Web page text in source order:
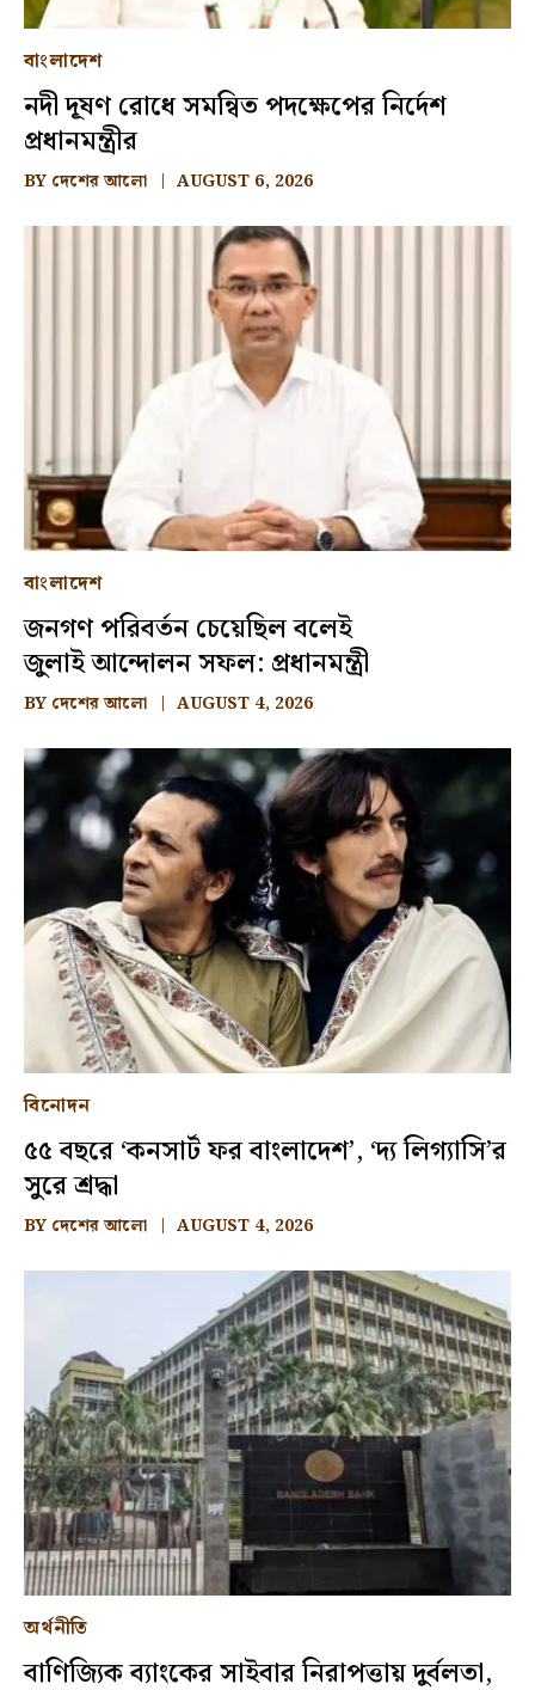
বাংলাদেশ
নদী দূষণ রোধে সমন্বিত পদক্ষেপের নির্দেশ
প্রধানমন্ত্রীর
BY দেশের আলো AUGUST 6, 2026
বাংলাদেশ
জনগণ পরিবর্তন চেয়েছিল বলেই
জুলাই আন্দোলন সফল: প্রধানমন্ত্রী
BY দেশের আলো AUGUST 4, 2026
বিনোদন
৫৫ বছরে ‘কনসার্ট ফর বাংলাদেশ’, ‘দ্য লিগ্যাসি’র
সুরে শ্রদ্ধা
BY দেশের আলো AUGUST 4, 2026
অর্থনীতি
বাণিজ্যিক ব্যাংকের সাইবার নিরাপত্তায় দুর্বলতা,